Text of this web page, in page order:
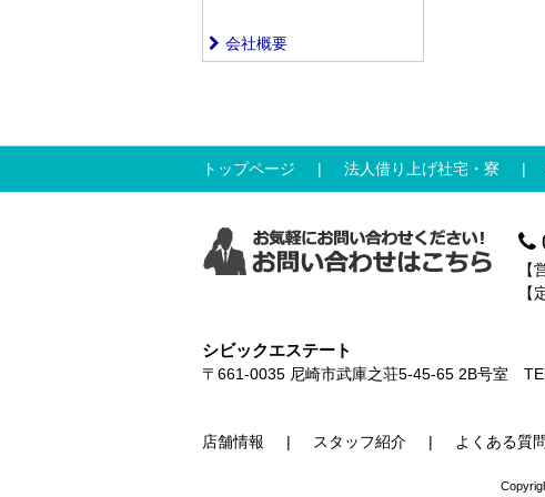
会社概要
トップページ 法人借り上げ社宅・寮
【
シビックエステート
〒661-0035 尼崎市武庫之荘5-45-65 2B号室
店舗情報 スタッフ紹介 よくある質問